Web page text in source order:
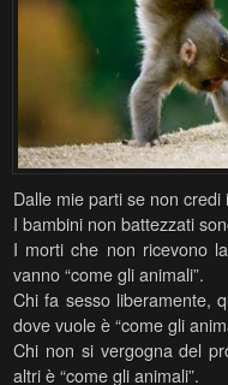
Dalle mie parti se non credi
I bambini non battezzati
I morti che non ricevono
vanno “come gli animali”.
Chi fa sesso liberamente,
dove vuole è “come gli
Chi non si vergogna del
altri è “come gli animali”.